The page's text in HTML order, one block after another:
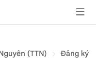
(TTN) Đăng ký